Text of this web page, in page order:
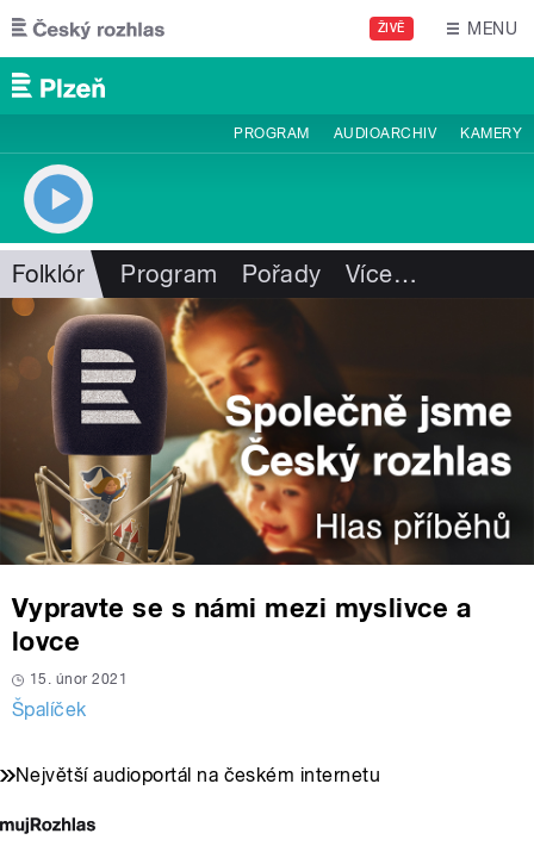
Přejít k hlavnímu obsahu
ŽIVĚ MENU
PROGRAM AUDIOARCHIV KAMERY
Folklór Program Pořady Více…
Vypravte se s námi mezi myslivce a
lovce
15. únor 2021
Špalíček
Největší audioportál na českém internetu